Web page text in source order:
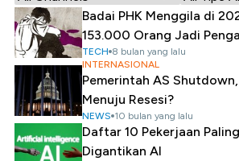
Badai PHK Menggila di
153.000 Orang Jadi
TECH 8 bulan yang lalu
INTERNASIONAL
Pemerintah AS
Menuju Resesi?
NEWS 10 bulan yang lalu
Daftar 10 Pekerjaan
Digantikan AI